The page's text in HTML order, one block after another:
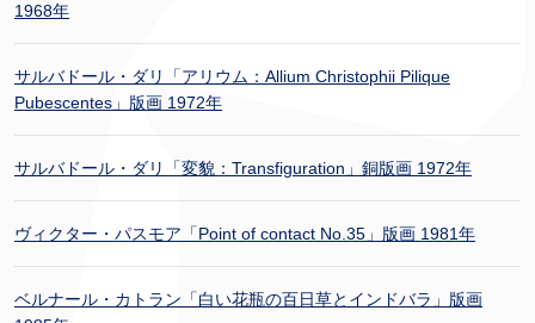
1968年
サルバドール・ダリ「アリウム：Allium Christophii Pilique
Pubescentes」版画 1972年
サルバドール・ダリ「変貌：Transfiguration」銅版画 1972年
ヴィクター・パスモア「Point of contact No.35」版画 1981年
ベルナール・カトラン「白い花瓶の百日草とインドバラ」版画